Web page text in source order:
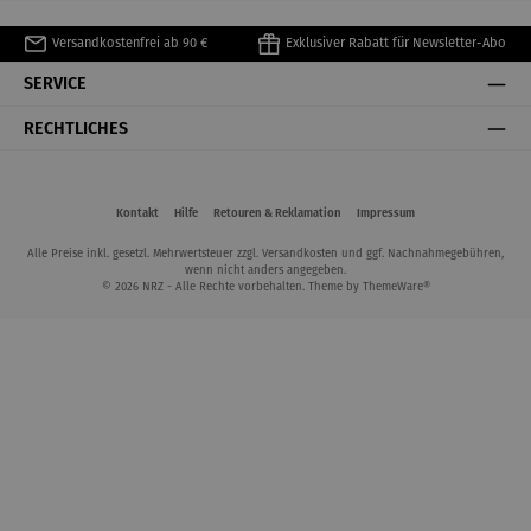
Versandkostenfrei ab 90 € Exklusiver Rabatt für Newsletter-Abo
SERVICE
RECHTLICHES
Kontakt Hilfe Retouren & Reklamation Impressum
Alle Preise inkl. gesetzl. Mehrwertsteuer zzgl. Versandkosten und ggf. Nachnahmegebühren,
wenn nicht anders angegeben.
© 2026 NRZ - Alle Rechte vorbehalten. Theme by ThemeWare®